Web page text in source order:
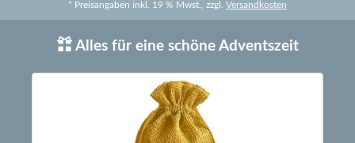
* Preisangaben inkl. 19 % Mwst., zzgl. Versandkosten
Alles für eine schöne Adventszeit